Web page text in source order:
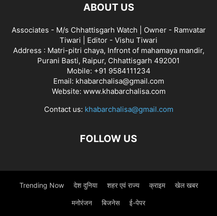
ABOUT US
Associates - M/s Chhattisgarh Watch | Owner - Ramvatar
Tiwari | Editor - Vishu Tiwari
Address : Matri-pitri chaya, Infront of mahamaya mandir,
Purani Basti, Raipur, Chhattisgarh 492001
Mobile: +91 9584111234
Email: khabarchalisa@gmail.com
Website: www.khabarchalisa.com
Contact us: khabarchalisa@gmail.com
FOLLOW US
Trending Now देश दुनिया शहर एवं राज्य क्राइम खेल खबर
मनोरंजन बिजनेस ई-पेपर